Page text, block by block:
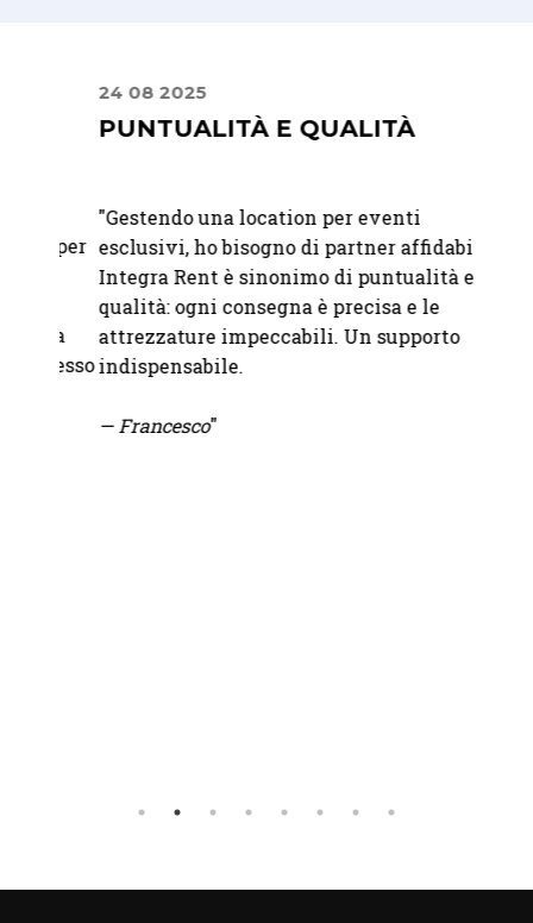
24 08 2025
PUNTUALITÀ E QUALITÀ
Gestendo una location per eventi
esclusivi, ho bisogno di partner affidabili.
Integra Rent è sinonimo di puntualità e
qualità: ogni consegna è precisa e le
attrezzature impeccabili. Un supporto
indispensabile.
— Francesco"